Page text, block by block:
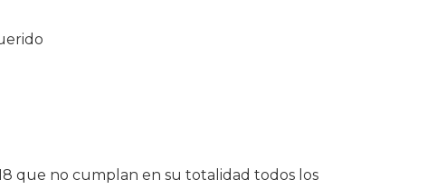
que no cumplan en su totalidad todos los